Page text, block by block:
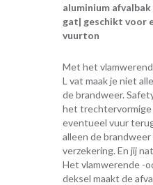
aluminium
gat| geschikt voor
vuurton
Met het
L vat maak je niet
de brandweer.
het trechtervormige
eventueel vuur
alleen de brandweer
verzekering. En jij
Het vlamwerende -
deksel maakt de